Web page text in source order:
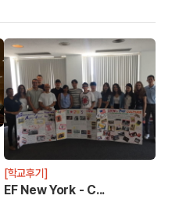
가능한 학교 중 SUNY 계열의 뉴욕 커뮤
목표 대학...
[학교후기]
EF New York - C...